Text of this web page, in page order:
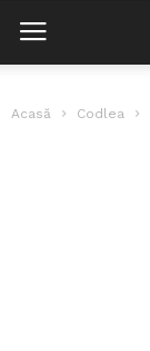
Acasă Codlea